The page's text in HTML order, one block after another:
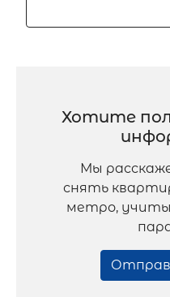
Хотите
Мы
снять
метро,